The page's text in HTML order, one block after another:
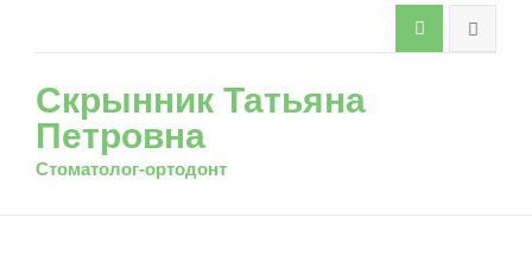
Скрынник Татьяна
Петровна
Стоматолог-ортодонт